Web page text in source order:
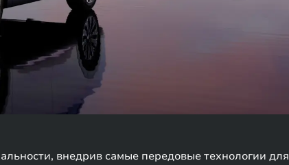
внедрив самые передовые технологии для